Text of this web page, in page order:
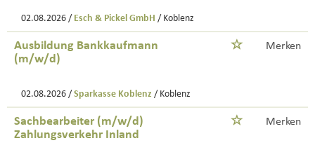
02.08.2026 / Esch & Pickel GmbH / Koblenz
Ausbildung Bankkaufmann
(m/w/d)
Merken
02.08.2026 / Sparkasse Koblenz / Koblenz
Sachbearbeiter (m/w/d)
Zahlungsverkehr Inland
Merken